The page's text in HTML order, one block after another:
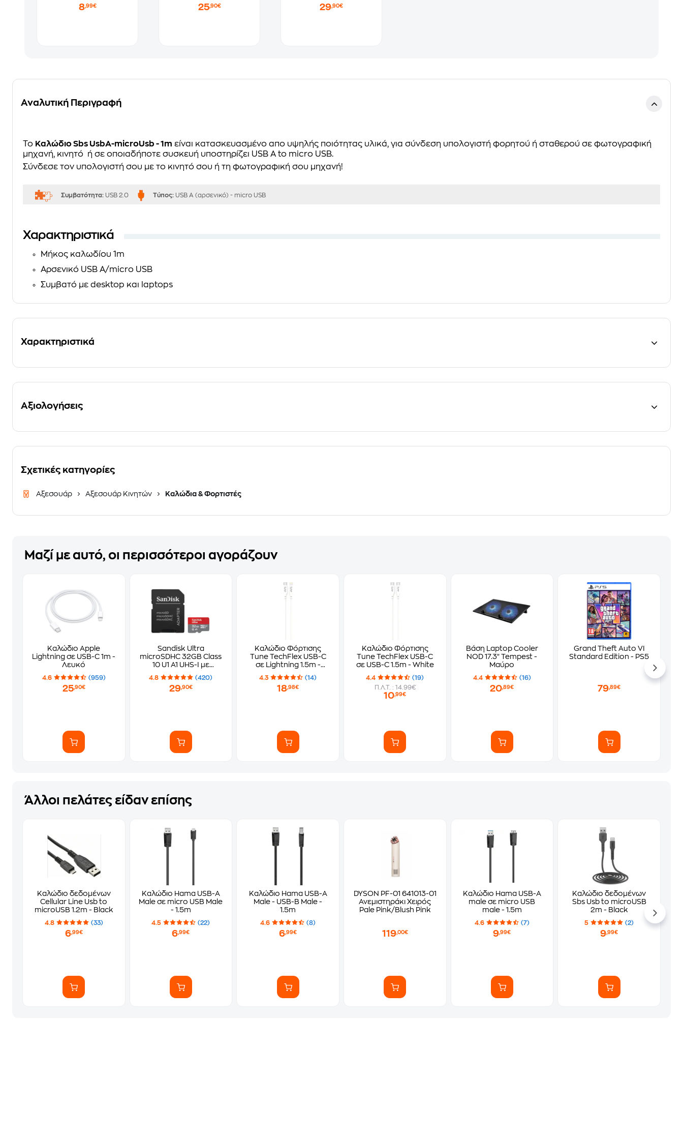
8,99€ 25,90€ 29,90€
Αναλυτική Περιγραφή
Το Καλώδιο Sbs UsbA-microUsb - 1m είναι κατασκευασμένο απο υψηλής ποιότητας υλικά, για σύνδεση υπολογιστή φορητού ή σταθερού σε φωτογραφική
μηχανή, κινητό ή σε οποιαδήποτε συσκευή υποστηρίζει USB A to micro USB.
Σύνδεσε τον υπολογιστή σου με το κινητό σου ή τη φωτογραφική σου μηχανή!
Συμβατότητα: USB 2.0 Τύπος: USB A (αρσενικό) - micro USB
Χαρακτηριστικά
Μήκος καλωδίου 1m
Αρσενικό USB Α/micro USB
Συμβατό με desktop και laptops
Χαρακτηριστικά
Αξιολογήσεις
Σχετικές κατηγορίες
Αξεσουάρ Αξεσουάρ Κινητών Καλώδια & Φορτιστές
Μαζί με αυτό, οι περισσότεροι αγοράζουν
Καλώδιο Apple
Lightning σε USB-C 1m -
Λευκό
4.6 (959)
25,90€
Sandisk Ultra
microSDHC 32GB Class
10 U1 A1 UHS-I με
αντάπτορα
4.8 (420)
29,90€
Καλώδιο Φόρτισης
Tune TechFlex USB-C
σε Lightning 1.5m -
White
4.3 (14)
18,98€
Καλώδιο Φόρτισης
Tune TechFlex USB-C
σε USB-C 1.5m - White
4.4
(19)
Π.Λ.Τ. : 14.99€
10,99€
Βάση Laptop Cooler
NOD 17.3" Tempest -
Μαύρο
4.4 (16)
20,89€
Grand Theft Auto VI
Standard Edition - PS5
79,89€
Άλλοι πελάτες είδαν επίσης
Καλώδιο δεδομένων
Cellular Line Usb to
microUSB 1.2m - Black
4.8 (33)
6,99€
Καλώδιο Hama USB-A
Male σε micro USB Male
- 1.5m
4.5 (22)
6,99€
Καλώδιο Hama USB-A
Male - USB-B Male -
1.5m
4.6 (8)
6,99€
DYSON PF-01 641013-01
Ανεμιστηράκι Χειρός
Pale Pink/Blush Pink
119,00€
Καλώδιο Hama USB-A
male σε micro USB
male - 1.5m
4.6 (7)
9,99€
Καλώδιο δεδομένων
Sbs Usb to microUSB
2m - Black
5 (2)
9,99€